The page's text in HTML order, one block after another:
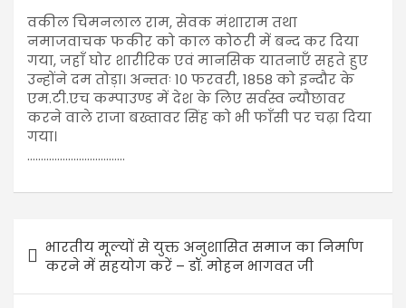
वकील चिमनलाल राम, सेवक मंशाराम तथा
नमाजवाचक फकीर को काल कोठरी में बन्द कर दिया
गया, जहाँ घोर शारीरिक एवं मानसिक यातनाएँ सहते हुए
उन्होंने दम तोड़ा। अन्ततः 10 फरवरी, 1858 को इन्दौर के
एम.टी.एच कम्पाउण्ड में देश के लिए सर्वस्व न्यौछावर
करने वाले राजा बख्तावर सिंह को भी फाँसी पर चढ़ा दिया
गया।
………………………………
भारतीय मूल्यों से युक्त अनुशासित समाज का निर्माण
करने में सहयोग करें – डॉ. मोहन भागवत जी